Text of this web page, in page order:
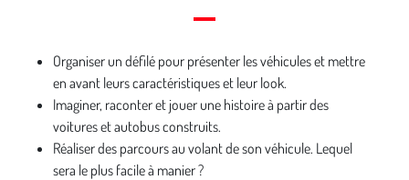
Organiser un défilé pour présenter les véhicules et mettre
en avant leurs caractéristiques et leur look.
Imaginer, raconter et jouer une histoire à partir des
voitures et autobus construits.
Réaliser des parcours au volant de son véhicule. Lequel
sera le plus facile à manier ?